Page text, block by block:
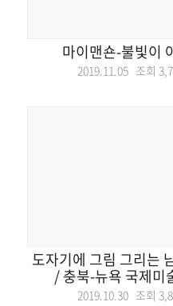
마이맨숀-불빛이
2019.11.05 조회
도자기에 그림 그리는
/ 충북-뉴욕 국제미
2019.10.30 조회